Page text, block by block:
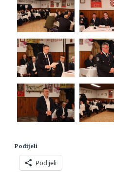
Podijeli
Podijeli